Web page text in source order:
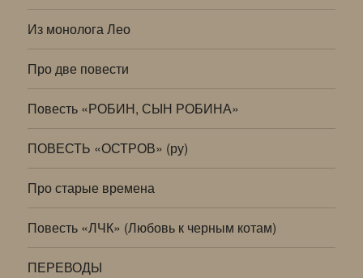
Из монолога Лео
Про две повести
Повесть «РОБИН, СЫН РОБИНА»
ПОВЕСТЬ «ОСТРОВ» (ру)
Про старые времена
Повесть «ЛЧК» (Любовь к черным котам)
ПЕРЕВОДЫ